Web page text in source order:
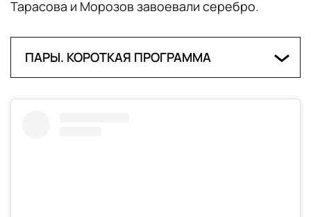
Тарасова и Морозов завоевали серебро.
ПАРЫ. КОРОТКАЯ ПРОГРАММА
(Россия) — 78,33 балла